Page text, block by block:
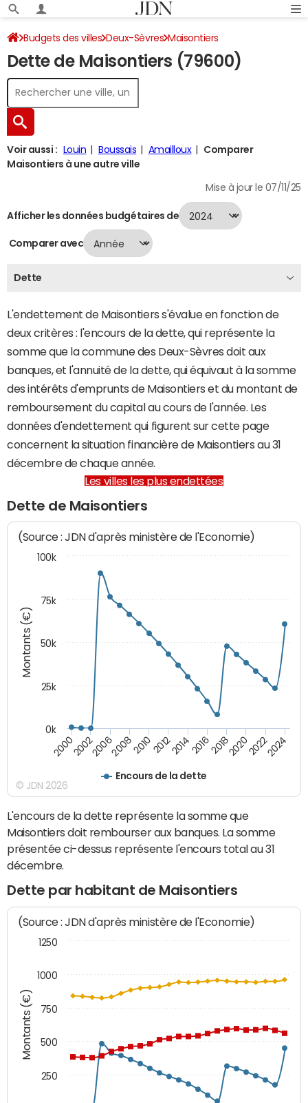
Budgets des villes Deux-Sèvres Maisontiers
Dette au 31/12/2024
Dette de Maisontiers (79600)
Voir aussi : Louin Boussais Amailloux
Comparer
Maisontiers à une autre ville
Mise à jour le 07/11/25
Afficher les données budgétaires de
Comparer avec
Dette
L'endettement de Maisontiers s'évalue en fonction de
deux critères : l'encours de la dette, qui représente la
somme que la commune des Deux-Sèvres doit aux
banques, et l'annuité de la dette, qui équivaut à la somme
des intérêts d'emprunts de Maisontiers et du montant de
remboursement du capital au cours de l'année. Les
données d'endettement qui figurent sur cette page
concernent la situation financière de Maisontiers au 31
décembre de chaque année.
Les villes les plus endettées
Dette de Maisontiers
Montants (€)
(Source : JDN d'après ministère de l'Economie)
Encours de la dette
200020022006200820102012201420162018202020222024
0k
25k
50k
75k
100k
© JDN 2026
L'encours de la dette représente la somme que
Maisontiers doit rembourser aux banques. La somme
présentée ci-dessus représente l'encours total au 31
décembre.
Dette par habitant de Maisontiers
Montants (€)
(Source : JDN d'après ministère de l'Economie)
250
500
750
1000
1250